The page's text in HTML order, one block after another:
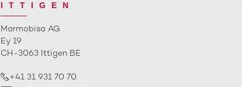
ITTIGEN
Marmobisa AG
Ey 19
CH-3063 Ittigen BE
+41 31 931 70 70